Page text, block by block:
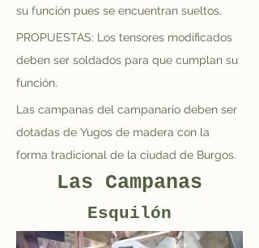
su función pues se encuentran sueltos.
PROPUESTAS: Los tensores modificados
deben ser soldados para que cumplan su
función.
Las campanas del campanario deben ser
dotadas de Yugos de madera con la
forma tradicional de la ciudad de Burgos.
Las Campanas
Esquilón